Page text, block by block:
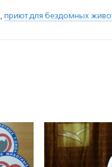
, приют для бездомных